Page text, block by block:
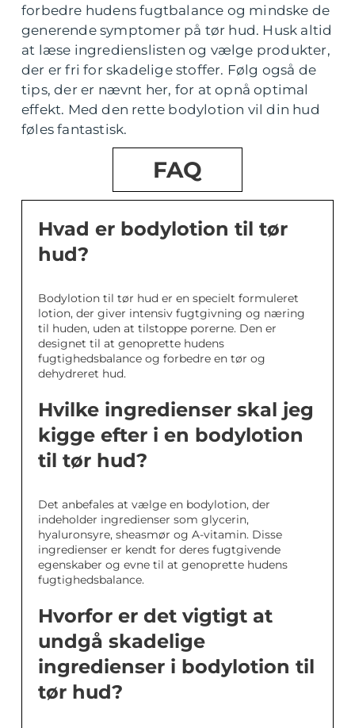
forbedre hudens fugtbalance og mindske de
generende symptomer på tør hud. Husk altid
at læse ingredienslisten og vælge produkter,
der er fri for skadelige stoffer. Følg også de
tips, der er nævnt her, for at opnå optimal
effekt. Med den rette bodylotion vil din hud
føles fantastisk.
FAQ
Hvad er bodylotion til tør
hud?
Bodylotion til tør hud er en specielt formuleret
lotion, der giver intensiv fugtgivning og næring
til huden, uden at tilstoppe porerne. Den er
designet til at genoprette hudens
fugtighedsbalance og forbedre en tør og
dehydreret hud.
Hvilke ingredienser skal jeg
kigge efter i en bodylotion
til tør hud?
Det anbefales at vælge en bodylotion, der
indeholder ingredienser som glycerin,
hyaluronsyre, sheasmør og A-vitamin. Disse
ingredienser er kendt for deres fugtgivende
egenskaber og evne til at genoprette hudens
fugtighedsbalance.
Hvorfor er det vigtigt at
undgå skadelige
ingredienser i bodylotion til
tør hud?